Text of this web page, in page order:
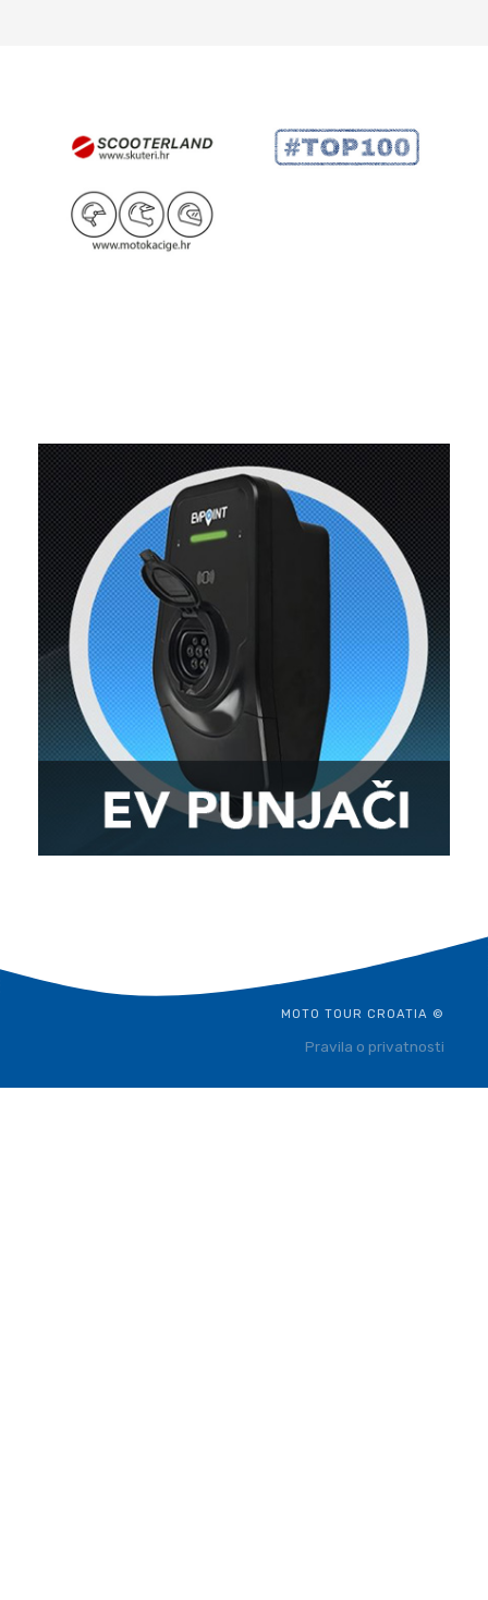
MOTO TOUR CROATIA ©
Pravila o privatnosti